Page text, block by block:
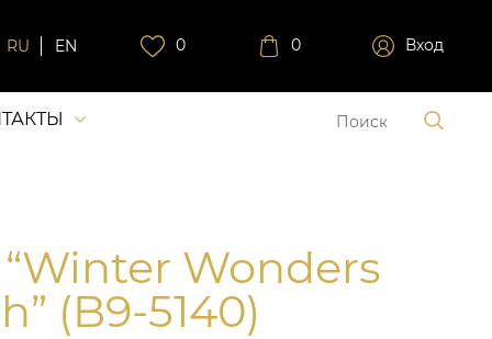
RU EN 0 0 Вход
“Winter Wonders
(B9-5140)